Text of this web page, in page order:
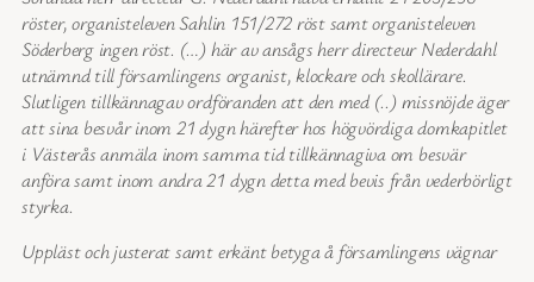
röster, organisteleven Sahlin 151/272 röst samt organisteleven
Söderberg ingen röst. (…) här av ansågs herr directeur Nederdahl
utnämnd till församlingens organist, klockare och skollärare.
Slutligen tillkännagav ordföranden att den med (..) missnöjde äger
att sina besvår inom 21 dygn härefter hos högvördiga domkapitlet
i Västerås anmäla inom samma tid tillkännagiva om besvär
anföra samt inom andra 21 dygn detta med bevis från vederbörligt
styrka.
Uppläst och justerat samt erkänt betyga å församlingens vägnar